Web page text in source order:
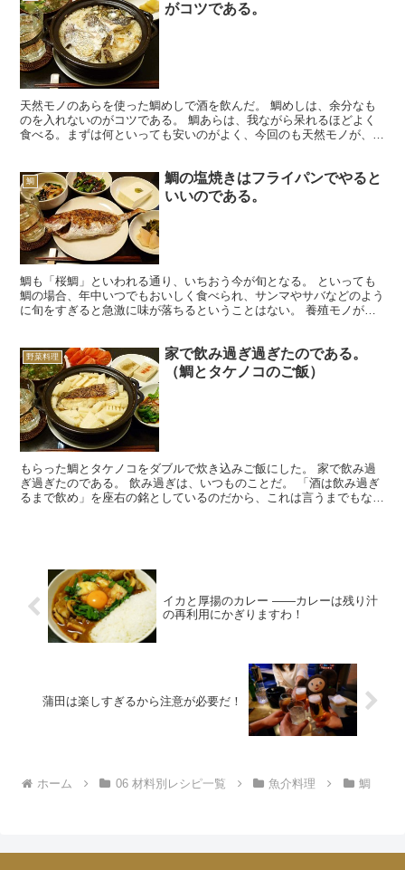
がコツである。
天然モノのあらを使った鯛めしで酒を飲んだ。 鯛めしは、余分なも
のを入れないのがコツである。 鯛あらは、我ながら呆れるほどよく
食べる。まずは何といっても安いのがよく、今回のも天然モノが、頭
鯛
鯛の塩焼きはフライパンでやると
いいのである。
鯛も「桜鯛」といわれる通り、いちおう今が旬となる。 といっても
鯛の場合、年中いつでもおいしく食べられ、サンマやサバなどのよう
に旬をすぎると急激に味が落ちるということはない。 養殖モノがわ
野菜料理
家で飲み過ぎ過ぎたのである。
（鯛とタケノコのご飯）
もらった鯛とタケノコをダブルで炊き込みご飯にした。 家で飲み過
ぎ過ぎたのである。 飲み過ぎは、いつものことだ。 「酒は飲み過ぎ
るまで飲め」を座右の銘としているのだから、これは言うまでもない
イカと厚揚のカレー ――カレーは残り汁
の再利用にかぎりますわ！
蒲田は楽しすぎるから注意が必要だ！
ホーム 06 材料別レシピ一覧 魚介料理 鯛